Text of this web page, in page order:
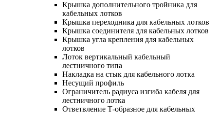
Крышка дополнительного тройника для
кабельных лотков
Крышка переходника для кабельных лотков
Крышка соединителя для кабельных лотков
Крышка угла крепления для кабельных
лотков
Лоток вертикальный кабельный
лестничного типа
Накладка на стык для кабельного лотка
Несущий профиль
Ограничитель радиуса изгиба кабеля для
лестничного лотка
Ответвление Т-образное для кабельных